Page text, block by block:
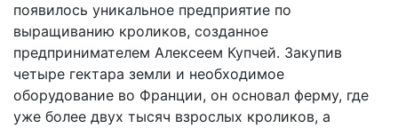
появилось уникальное предприятие по
выращиванию кроликов, созданное
предпринимателем Алексеем Купчей. Закупив
четыре гектара земли и необходимое
оборудование во Франции, он основал ферму, где
уже более двух тысяч взрослых кроликов, а